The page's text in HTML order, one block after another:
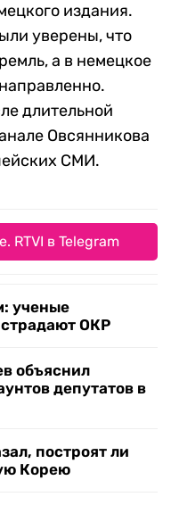
издания.
уверены, что
а в немецкое
длительной
Овсянникова
СМИ.
RTVI в Telegram
ученые
ОКР
объяснил
депутатов в
построят ли
Корею